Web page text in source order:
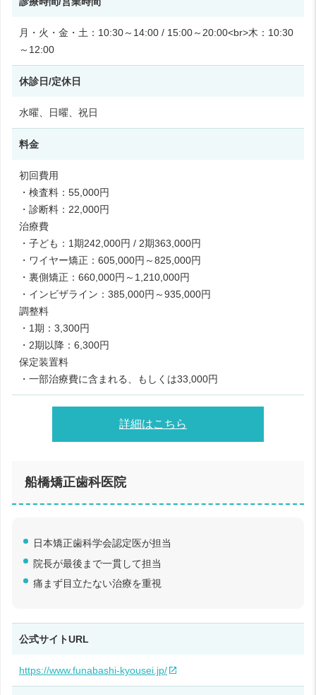
月・火・金・土：10:30～14:00 / 15:00～20:00<br>木：10:30
～12:00
休診日/定休日
水曜、日曜、祝日
料金
初回費用
・検査料：55,000円
・診断料：22,000円
治療費
・子ども：1期242,000円 / 2期363,000円
・ワイヤー矯正：605,000円～825,000円
・裏側矯正：660,000円～1,210,000円
・インビザライン：385,000円～935,000円
調整料
・1期：3,300円
・2期以降：6,300円
保定装置料
・一部治療費に含まれる、もしくは33,000円
詳細はこちら
船橋矯正歯科医院
日本矯正歯科学会認定医が担当
院長が最後まで一貫して担当
痛まず目立たない治療を重視
公式サイトURL
https://www.funabashi-kyousei.jp/